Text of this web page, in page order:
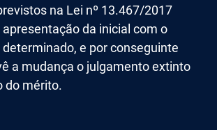
na Lei nº 13.467/2017
da inicial com o
e por conseguinte
a mudança o julgamento extinto
do mérito.